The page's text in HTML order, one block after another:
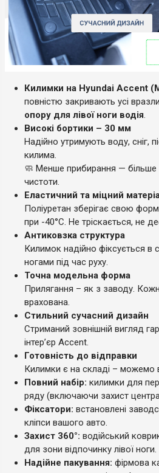
Килимки на Hyundai Accent
повністю закривають усі
опору для лівої ноги водія.
Високі бортики – 30 мм
Надійно утримують воду, сніг,
килима.
🧼 Менше прибирання — більше
чистоти.
Еластичний та міцний
Поліуретан зберігає свою
при -40°C. Не тріскається, не
Антиковзка структура
Килимок надійно фіксується в
ногами під час руху.
Точна модельна форма
Прилягання – як з заводу.
врахована.
Стильний сучасний дизайн
Стриманий зовнішній вигляд
інтер’єр Accent.
Готовність до відправки
Килимки є на складі – можемо
Повний набір: килимки для
ряду (включаючи захист
Фіксатори: встановлені
кліпси вашого авто.
Захист 360°: водійський
для зони відпочинку лівої ноги.
Надійне пакування: фірмова